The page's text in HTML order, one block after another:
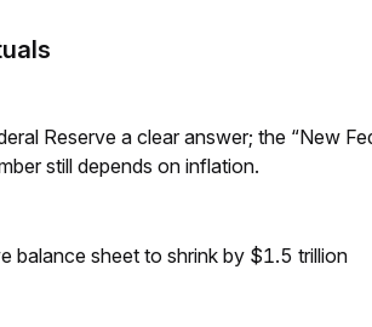
Reserve a clear answer; the “New
still depends on inflation.
balance sheet to shrink by $1.5 trillion